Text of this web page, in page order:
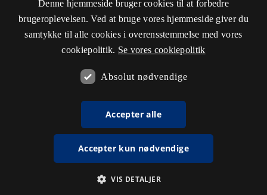
Denne hjemmeside bruger cookies til at forbedre
brugeroplevelsen. Ved at bruge vores hjemmeside giver du
samtykke til alle cookies i overensstemmelse med vores
cookiepolitik. Se vores cookiepolitik
Absolut nødvendige
Accepter alle
Accepter kun nødvendige
VIS DETALJER